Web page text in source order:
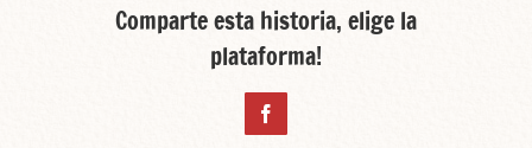
Comparte esta historia, elige la
plataforma!
Facebook